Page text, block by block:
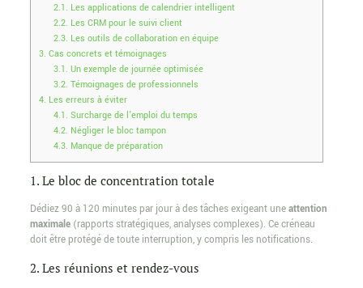
2.1. Les applications de calendrier intelligent
2.2. Les CRM pour le suivi client
2.3. Les outils de collaboration en équipe
3. Cas concrets et témoignages
3.1. Un exemple de journée optimisée
3.2. Témoignages de professionnels
4. Les erreurs à éviter
4.1. Surcharge de l’emploi du temps
4.2. Négliger le bloc tampon
4.3. Manque de préparation
1. Le bloc de concentration totale
Dédiez 90 à 120 minutes par jour à des tâches exigeant uneattention
maximale(rapports stratégiques, analyses complexes). Ce créneau
doit être protégé de toute interruption, y compris les notifications.
2. Les réunions et rendez-vous